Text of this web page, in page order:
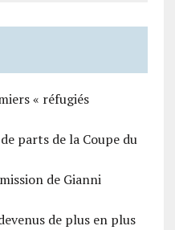
« réfugiés
parts de la Coupe du
de Gianni
de plus en plus